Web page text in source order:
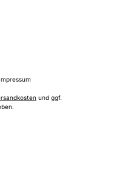
und ggf.